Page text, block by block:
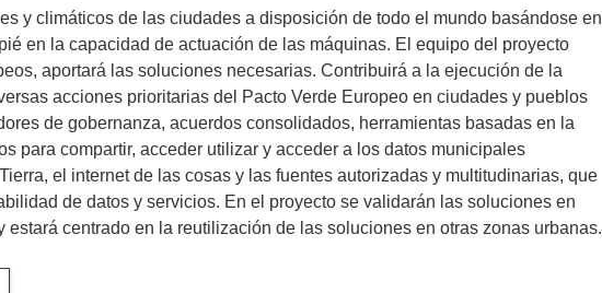
y climáticos de las ciudades a disposición de todo el mundo basándose en
en la capacidad de actuación de las máquinas. El equipo del proyecto
aportará las soluciones necesarias. Contribuirá a la ejecución de la
acciones prioritarias del Pacto Verde Europeo en ciudades y pueblos
de gobernanza, acuerdos consolidados, herramientas basadas en la
para compartir, acceder utilizar y acceder a los datos municipales
el internet de las cosas y las fuentes autorizadas y multitudinarias, que
de datos y servicios. En el proyecto se validarán las soluciones en
estará centrado en la reutilización de las soluciones en otras zonas urbanas.